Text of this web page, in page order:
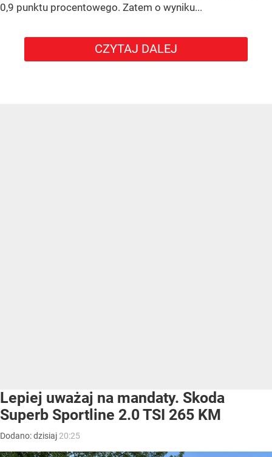
0,9 punktu procentowego. Zatem o wyniku...
CZYTAJ DALEJ
Lepiej uważaj na mandaty. Skoda
Superb Sportline 2.0 TSI 265 KM
Dodano:dzisiaj 20:25